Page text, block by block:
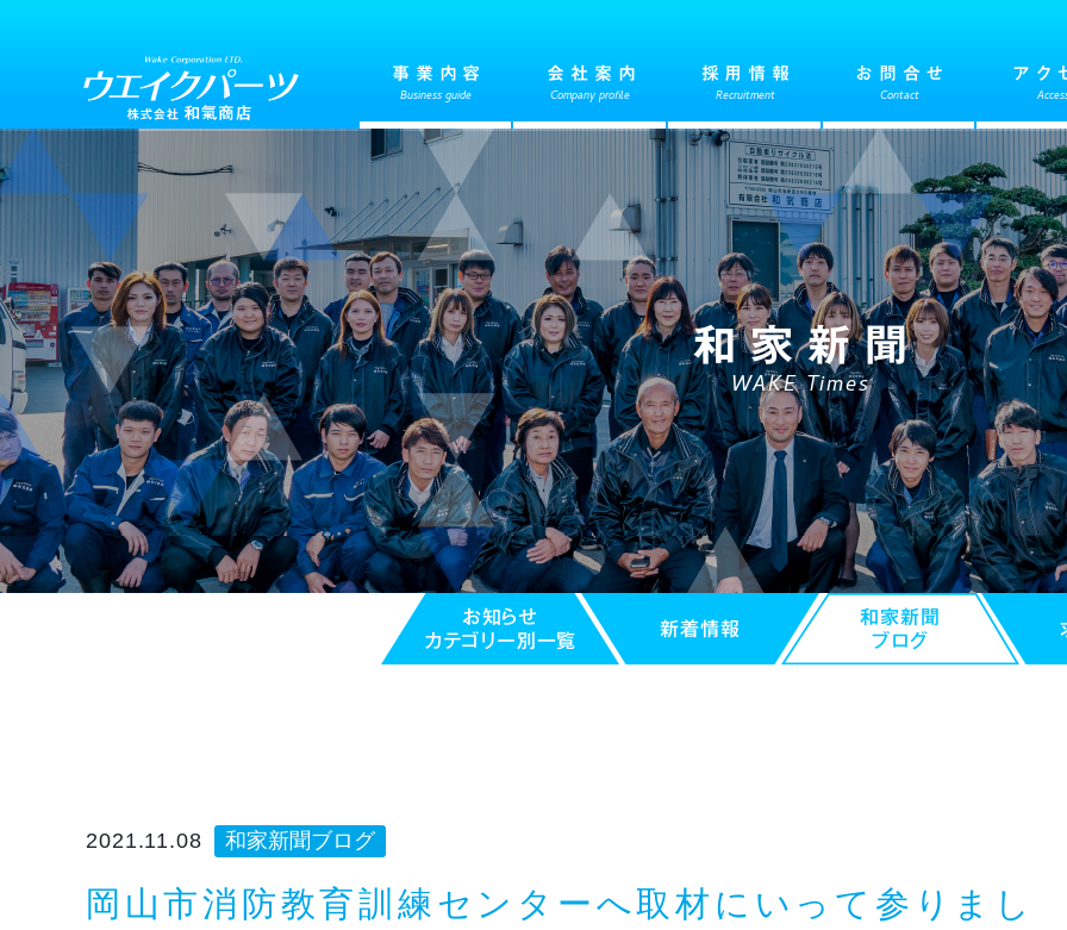
事業内容
Business guide
会社案内
Company profile
採用情報
Recruitment
お問合せ
Contact
アク
和家新聞
WAKE Times
お知らせ
カテゴリー別一覧
新着情報
和家新聞
ブログ
2021.11.08 和家新聞ブログ
岡山市消防教育訓練センターへ取材にいって参りまし